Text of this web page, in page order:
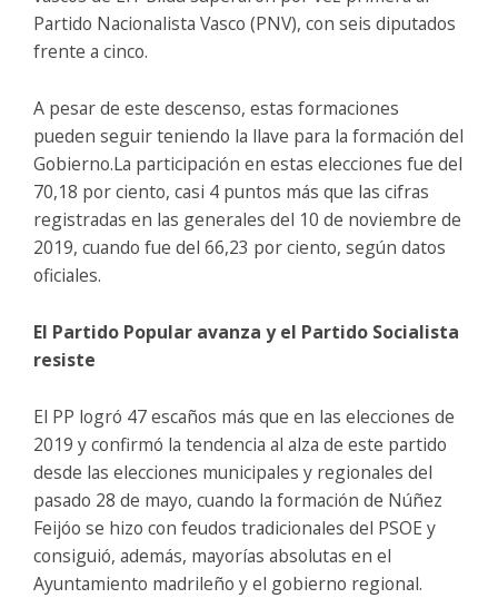
Partido Nacionalista Vasco (PNV), con seis diputados
frente a cinco.
A pesar de este descenso, estas formaciones
pueden seguir teniendo la llave para la formación del
Gobierno.La participación en estas elecciones fue del
70,18 por ciento, casi 4 puntos más que las cifras
registradas en las generales del 10 de noviembre de
2019, cuando fue del 66,23 por ciento, según datos
oficiales.
El Partido Popular avanza y el Partido Socialista
resiste
El PP logró 47 escaños más que en las elecciones de
2019 y confirmó la tendencia al alza de este partido
desde las elecciones municipales y regionales del
pasado 28 de mayo, cuando la formación de Núñez
Feijóo se hizo con feudos tradicionales del PSOE y
consiguió, además, mayorías absolutas en el
Ayuntamiento madrileño y el gobierno regional.